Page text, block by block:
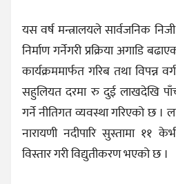
यस वर्ष मन्त्रालयले सार्वजनिक
निर्माण गर्नेगरी प्रक्रिया अगाडि
कार्यक्रममार्फत गरिब तथा विपन्न
सहुलियत दरमा रु दुई लाखदेखि
गर्ने नीतिगत व्यवस्था गरिएको छ ।
नारायणी नदीपारि सुस्तामा ११
विस्तार गरी विद्युतीकरण भएको छ ।